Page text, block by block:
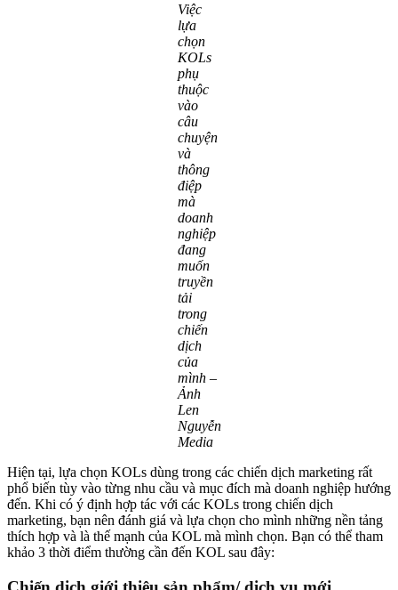
Việc
lựa
chọn
KOLs
phụ
thuộc
vào
câu
chuyện
và
thông
điệp
mà
doanh
nghiệp
đang
muốn
truyền
tải
trong
chiến
dịch
của
mình –
Ảnh
Len
Nguyễn
Media
Hiện tại, lựa chọn KOLs dùng trong các chiến dịch marketing rất
phổ biến tùy vào từng nhu cầu và mục đích mà doanh nghiệp hướng
đến. Khi có ý định hợp tác với các KOLs trong chiến dịch
marketing, bạn nên đánh giá và lựa chọn cho mình những nền tảng
thích hợp và là thế mạnh của KOL mà mình chọn. Bạn có thể tham
khảo 3 thời điểm thường cần đến KOL sau đây: